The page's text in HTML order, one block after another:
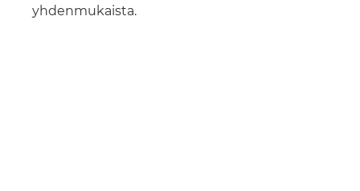
yhdenmukaista.